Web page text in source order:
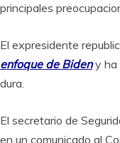
principales
El expresidente
enfoque de Bideny ha
dura.
El secretario de
en un comunicado al